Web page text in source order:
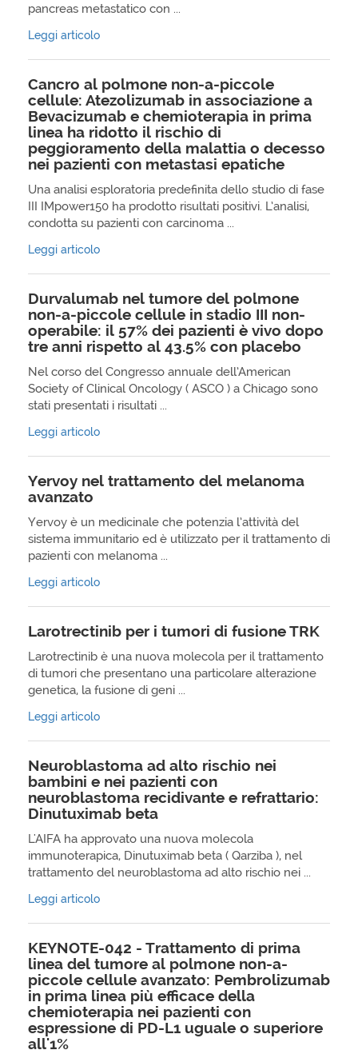
pancreas metastatico con ...
Leggi articolo
Cancro al polmone non-a-piccole
cellule: Atezolizumab in associazione a
Bevacizumab e chemioterapia in prima
linea ha ridotto il rischio di
peggioramento della malattia o decesso
nei pazienti con metastasi epatiche
Una analisi esploratoria predefinita dello studio di fase
III IMpower150 ha prodotto risultati positivi. L’analisi,
condotta su pazienti con carcinoma ...
Leggi articolo
Durvalumab nel tumore del polmone
non-a-piccole cellule in stadio III non-
operabile: il 57% dei pazienti è vivo dopo
tre anni rispetto al 43.5% con placebo
Nel corso del Congresso annuale dell’American
Society of Clinical Oncology ( ASCO ) a Chicago sono
stati presentati i risultati ...
Leggi articolo
Yervoy nel trattamento del melanoma
avanzato
Yervoy è un medicinale che potenzia l’attività del
sistema immunitario ed è utilizzato per il trattamento di
pazienti con melanoma ...
Leggi articolo
Larotrectinib per i tumori di fusione TRK
Larotrectinib è una nuova molecola per il trattamento
di tumori che presentano una particolare alterazione
genetica, la fusione di geni ...
Leggi articolo
Neuroblastoma ad alto rischio nei
bambini e nei pazienti con
neuroblastoma recidivante e refrattario:
Dinutuximab beta
L'AIFA ha approvato una nuova molecola
immunoterapica, Dinutuximab beta ( Qarziba ), nel
trattamento del neuroblastoma ad alto rischio nei ...
Leggi articolo
KEYNOTE-042 - Trattamento di prima
linea del tumore al polmone non-a-
piccole cellule avanzato: Pembrolizumab
in prima linea più efficace della
chemioterapia nei pazienti con
espressione di PD-L1 uguale o superiore
all'1%